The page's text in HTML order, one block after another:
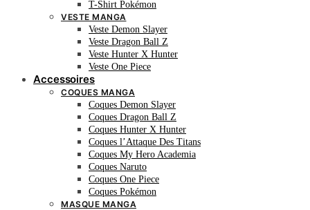
T-Shirt Pokémon
VESTE MANGA
Veste Demon Slayer
Veste Dragon Ball Z
Veste Hunter X Hunter
Veste One Piece
Accessoires
COQUES MANGA
Coques Demon Slayer
Coques Dragon Ball Z
Coques Hunter X Hunter
Coques l’Attaque Des Titans
Coques My Hero Academia
Coques Naruto
Coques One Piece
Coques Pokémon
MASQUE MANGA